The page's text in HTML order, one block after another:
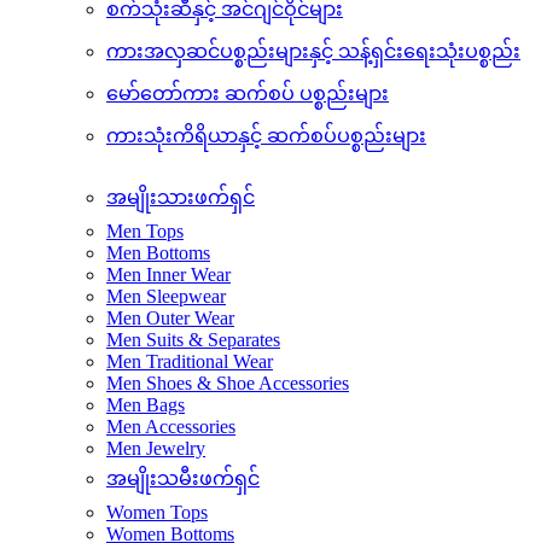
မော်တော်ကား ဆက်စပ် ပစ္စည်းများ
စက်သုံးဆီနှင့် အင်ဂျင်ဝိုင်များ
ကားအလှဆင်ပစ္စည်းများနှင့် သန့်ရှင်းရေးသုံးပစ္စည်း
ကားသုံးကိရိယာနှင့် ဆက်စပ်ပစ္စည်းများ
အမျိုးသားဖက်ရှင်
Men Tops
Men Bottoms
Men Inner Wear
Men Sleepwear
Men Outer Wear
Men Suits & Separates
Men Traditional Wear
Men Shoes & Shoe Accessories
Men Bags
Men Accessories
Men Jewelry